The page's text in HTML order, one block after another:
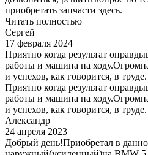
приобретать запчасти здесь.
Читать полностью
Сергей
17 февраля 2024
Приятно когда результат
работы и машина на
и успехов, как говорится, в труде.
Приятно когда результат
работы и машина на
и успехов, как говорится, в труде.
Александр
24 апреля 2023
Добрый день!Приобретал в